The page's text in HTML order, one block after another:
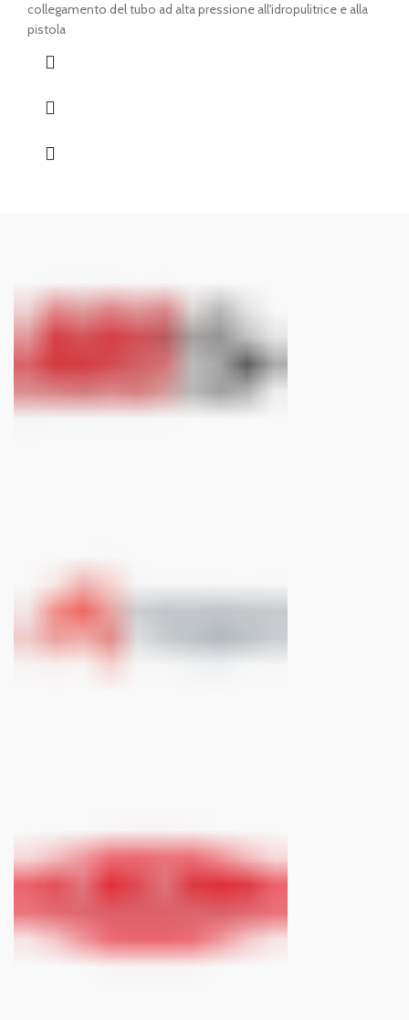
collegamento del tubo ad alta pressione all'idropulitrice e alla
pistola